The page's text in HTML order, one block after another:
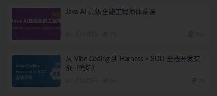
Java AI 高级全能工程师体系课
从 Vibe Coding 到 Harness × SDD 全栈开发实
战（完结）